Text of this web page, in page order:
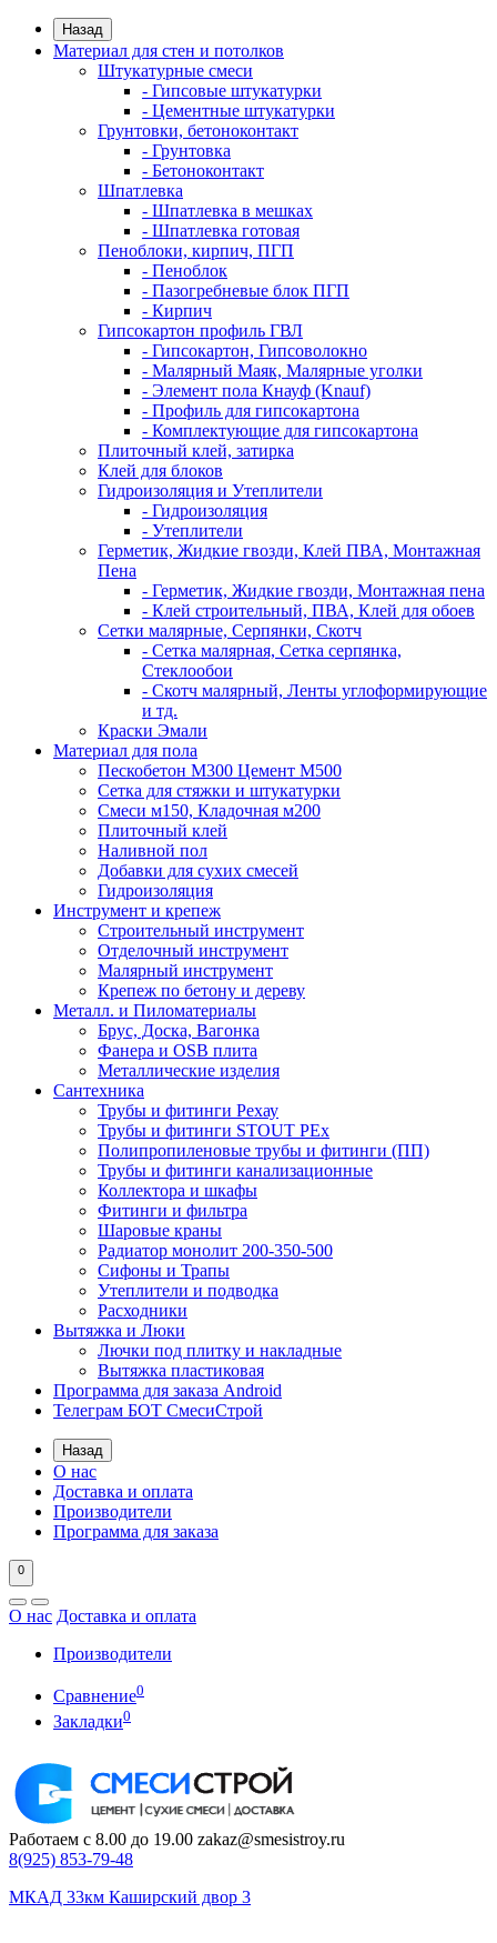
Назад
Материал для стен и потолков
Штукатурные смеси
- Гипсовые штукатурки
- Цементные штукатурки
Грунтовки, бетоноконтакт
- Грунтовка
- Бетоноконтакт
Шпатлевка
- Шпатлевка в мешках
- Шпатлевка готовая
Пеноблоки, кирпич, ПГП
- Пеноблок
- Пазогребневые блок ПГП
- Кирпич
Гипсокартон профиль ГВЛ
- Гипсокартон, Гипсоволокно
- Малярный Маяк, Малярные уголки
- Элемент пола Кнауф (Knauf)
- Профиль для гипсокартона
- Комплектующие для гипсокартона
Плиточный клей, затирка
Клей для блоков
Гидроизоляция и Утеплители
- Гидроизоляция
- Утеплители
Герметик, Жидкие гвозди, Клей ПВА, Монтажная
Пена
- Герметик, Жидкие гвозди, Монтажная пена
- Клей строительный, ПВА, Клей для обоев
Сетки малярные, Серпянки, Скотч
- Сетка малярная, Сетка серпянка,
Стеклообои
- Скотч малярный, Ленты углоформирующие
и тд.
Краски Эмали
Материал для пола
Пескобетон М300 Цемент М500
Сетка для стяжки и штукатурки
Смеси м150, Кладочная м200
Плиточный клей
Наливной пол
Добавки для сухих смесей
Гидроизоляция
Инструмент и крепеж
Строительный инструмент
Отделочный инструмент
Малярный инструмент
Крепеж по бетону и дереву
Металл. и Пиломатериалы
Брус, Доска, Вагонка
Фанера и OSB плита
Металлические изделия
Сантехника
Трубы и фитинги Рехау
Трубы и фитинги STOUT PEx
Полипропиленовые трубы и фитинги (ПП)
Трубы и фитинги канализационные
Коллектора и шкафы
Фитинги и фильтра
Шаровые краны
Радиатор монолит 200-350-500
Сифоны и Трапы
Утеплители и подводка
Расходники
Вытяжка и Люки
Лючки под плитку и накладные
Вытяжка пластиковая
Программа для заказа Android
Телеграм БОТ СмесиСтрой
Назад
О нас
Доставка и оплата
Производители
Программа для заказа
0
О нас Доставка и оплата
Производители
Сравнение0
Закладки0
Работаем с 8.00 до 19.00 zakaz@smesistroy.ru
8(925) 853-79-48
МКАД 33км Каширский двор 3